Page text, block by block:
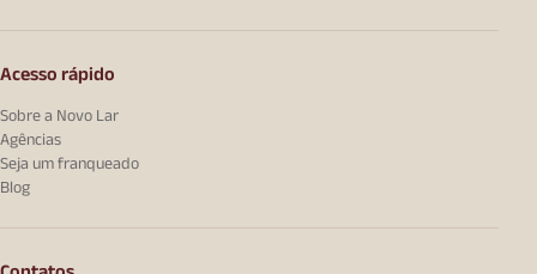
Acesso rápido
Sobre a Novo Lar
Agências
Seja um franqueado
Blog